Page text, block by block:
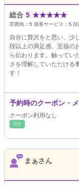
総合 5 ★★★★★
雰囲気： 5 接客サービス： 5 技
自分に贅沢をと思い、少
段以上の満足感、至福の
ら伝わります。触ってい
さを理解していただける
す！
予約時のクーポン・
クーポン利用なし
ﾘﾗｸ
まぁさん